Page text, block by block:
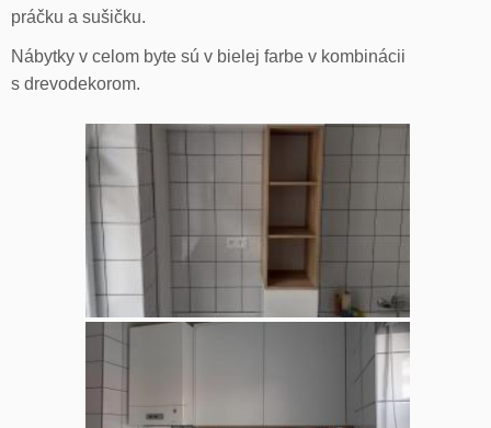
práčku a sušičku.
Nábytky v celom byte sú v bielej farbe v kombinácii
s drevodekorom.